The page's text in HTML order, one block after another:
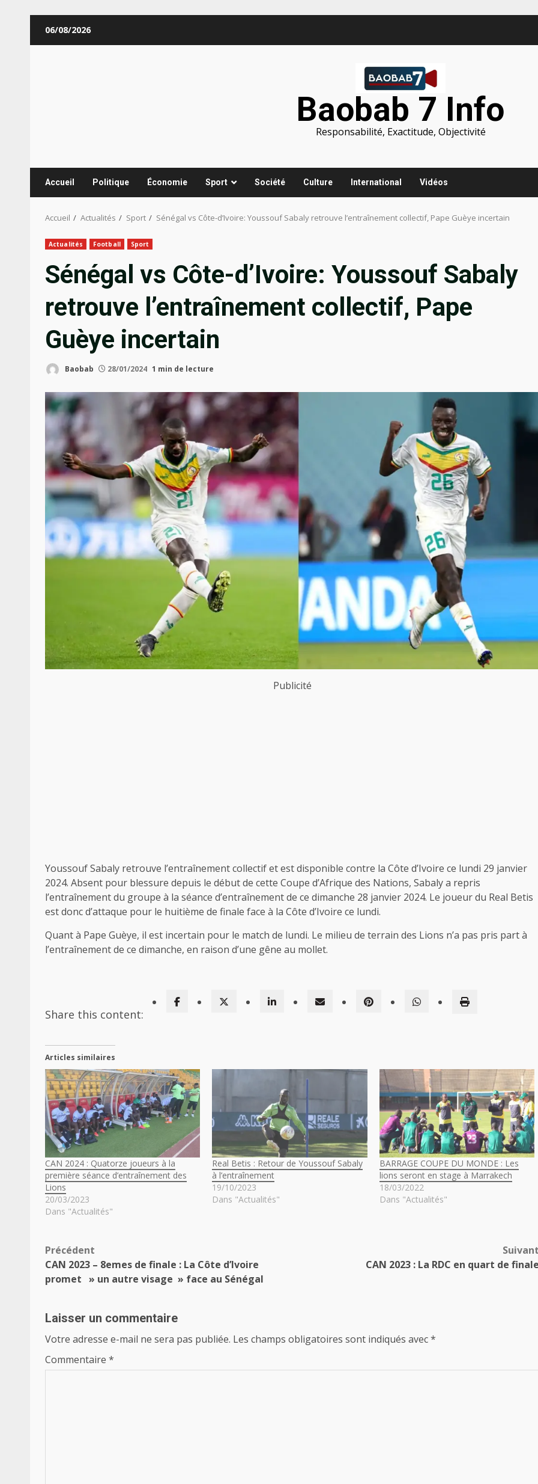
06/08/2026
Baobab 7 Info
Responsabilité, Exactitude, Objectivité
Accueil Politique Économie Sport Société Culture International Vidéos
Accueil Actualités Sport Sénégal vs Côte-d’Ivoire: Youssouf Sabaly retrouve l’entraînement collectif, Pape Guèye incertain
Actualités Football Sport
Sénégal vs Côte-d’Ivoire: Youssouf Sabaly
retrouve l’entraînement collectif, Pape
Guèye incertain
Baobab 28/01/2024 1 min de lecture
Publicité
Youssouf Sabaly retrouve l’entraînement collectif et est disponible contre la Côte d’Ivoire ce lundi 29 janvier
2024. Absent pour blessure depuis le début de cette Coupe d’Afrique des Nations, Sabaly a repris
l’entraînement du groupe à la séance d’entraînement de ce dimanche 28 janvier 2024. Le joueur du Real Betis
est donc d’attaque pour le huitième de finale face à la Côte d’Ivoire ce lundi.
Quant à Pape Guèye, il est incertain pour le match de lundi. Le milieu de terrain des Lions n’a pas pris part à
l’entraînement de ce dimanche, en raison d’une gêne au mollet.
Share this content:
Articles similaires
CAN 2024 : Quatorze joueurs à la
première séance d’entraînement des
Lions
20/03/2023
Dans "Actualités"
Real Betis : Retour de Youssouf Sabaly
à l’entraînement
19/10/2023
Dans "Actualités"
BARRAGE COUPE DU MONDE : Les
lions seront en stage à Marrakech
18/03/2022
Dans "Actualités"
Navigation
d’article
Précédent
CAN 2023 – 8emes de finale : La Côte d’Ivoire
promet » un autre visage » face au Sénégal
CAN 2023 : La RDC en quart de
Laisser un commentaire
Votre adresse e-mail ne sera pas publiée. Les champs obligatoires sont indiqués avec*
Commentaire *